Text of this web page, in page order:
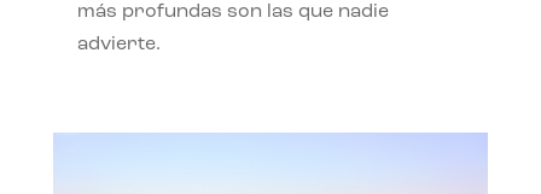
más profundas son las que nadie
advierte.